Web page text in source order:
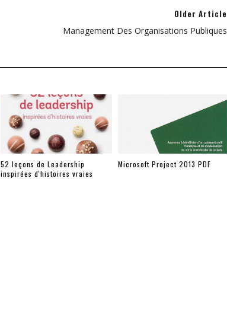
Older Article
Management Des Organisations Publiques
52 leçons de Leadership
inspirées d'histoires vraies
Microsoft Project 2013 PDF